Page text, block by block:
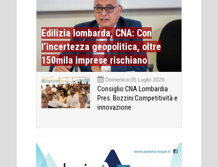
Edilizia lombarda, CNA: Con
l’incertezza geopolitica, oltre
150mila imprese rischiano
Domenica 05 Luglio 2026
Consiglio CNA Lombardia
Pres. Bozzini:Competitività e
innovazione